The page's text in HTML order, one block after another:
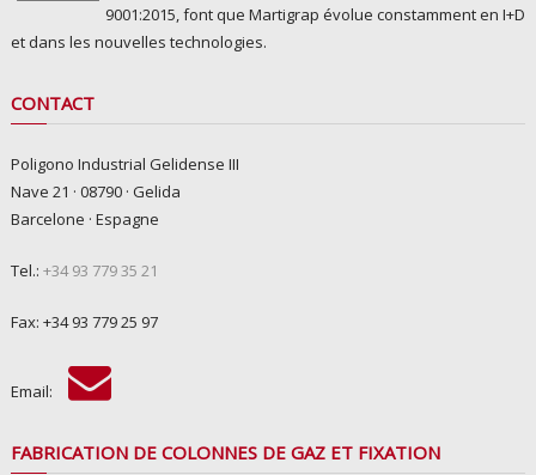
9001:2015, font que Martigrap évolue constamment en I+D
et dans les nouvelles technologies.
CONTACT
Poligono Industrial Gelidense III
Nave 21 · 08790 · Gelida
Barcelone · Espagne
Tel.: +34 93 779 35 21
Fax: +34 93 779 25 97
Email:
FABRICATION DE COLONNES DE GAZ ET FIXATION